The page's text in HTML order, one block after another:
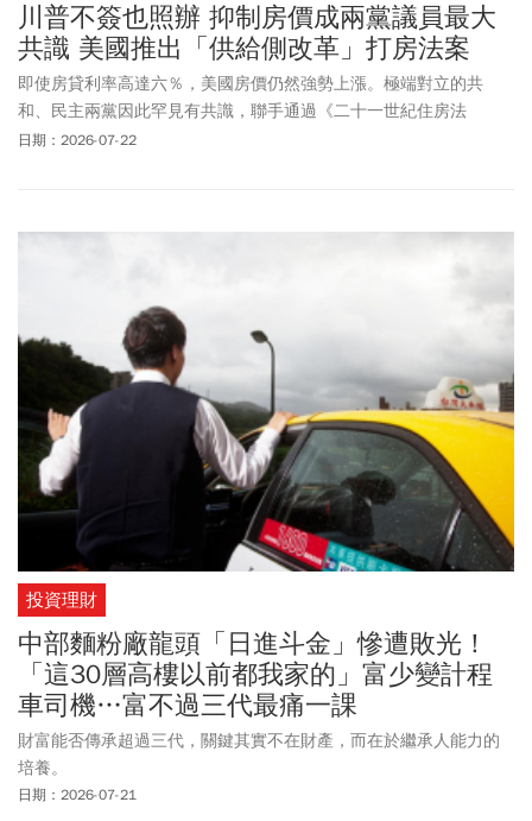
川普不簽也照辦 抑制房價成兩黨議員最大
共識 美國推出「供給側改革」打房法案
即使房貸利率高達六％，美國房價仍然強勢上漲。極端對立的共
和、民主兩黨因此罕見有共識，聯手通過《二十一世紀住房法
案》，透過讓建商加速興建更多住房，全力抑制房價漲勢。
日期：2026-07-22
投資理財
中部麵粉廠龍頭「日進斗金」慘遭敗光！
「這30層高樓以前都我家的」富少變計程
車司機…富不過三代最痛一課
財富能否傳承超過三代，關鍵其實不在財產，而在於繼承人能力的
培養。
日期：2026-07-21